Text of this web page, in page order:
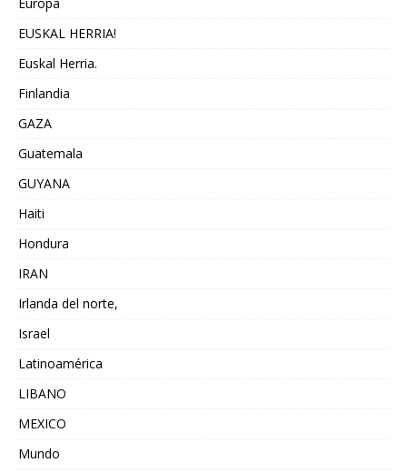
EUSKAL HERRIA!
Euskal Herria.
Finlandia
GAZA
Guatemala
GUYANA
Haiti
Hondura
IRAN
Irlanda del norte,
Israel
Latinoamérica
LIBANO
MEXICO
Mundo